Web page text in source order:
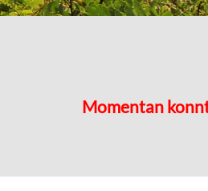
Momentan